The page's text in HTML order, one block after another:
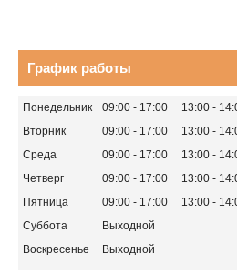
График работы
Понедельник 09:00 17:00 13:00
Вторник
09:00 17:00 13:00
Среда
09:00 17:00 13:00
Четверг
09:00 17:00 13:00
Пятница
09:00 17:00 13:00
Суббота
Выходной
Воскресенье
Выходной